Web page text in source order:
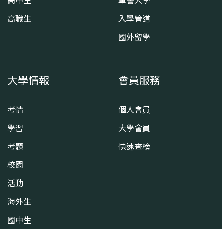
高職生
入學管道
國外留學
大學情報
考情
學習
考題
校園
活動
海外生
國中生
會員服務
個人會員
大學會員
快速查榜